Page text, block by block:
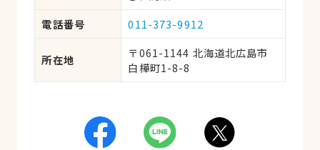
電話番号
011-373-9912
所在地
〒061-1144 北海道北広島市
白樺町1-8-8